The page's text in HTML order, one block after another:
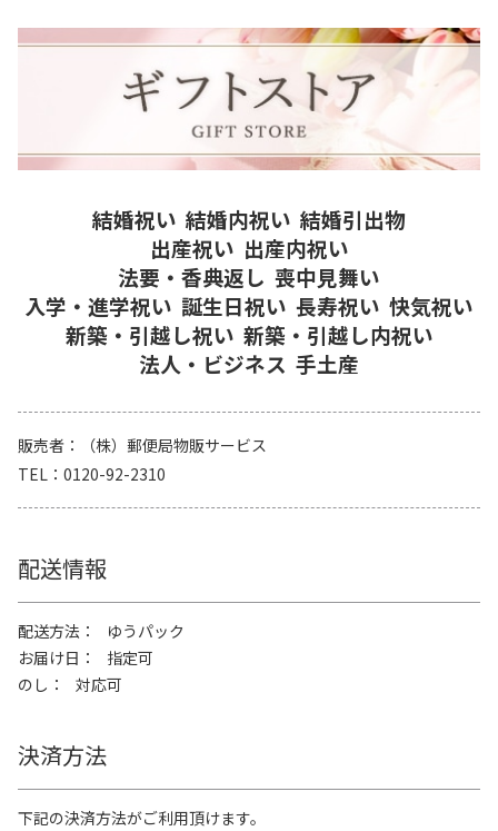
結婚祝い 結婚内祝い 結婚引出物
出産祝い 出産内祝い
法要・香典返し 喪中見舞い
入学・進学祝い 誕生日祝い 長寿祝い 快気祝い
新築・引越し祝い 新築・引越し内祝い
法人・ビジネス 手土産
販売者
（株）郵便局物販サービス
TEL
0120-92-2310
配送情報
配送方法
ゆうパック
お届け日
指定可
のし
対応可
決済方法
下記の決済方法がご利用頂けます。